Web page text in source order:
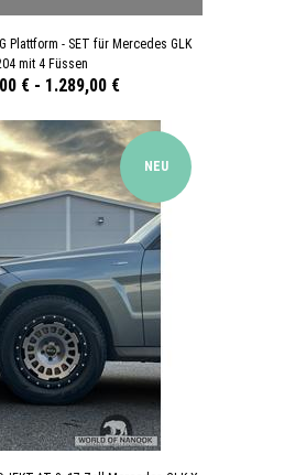
Plattform - SET für Mercedes GLK
mit 4 Füssen
€ - 1.289,00 €
NEU